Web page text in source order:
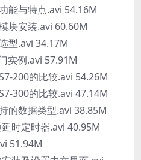
能与特点.avi 54.16M
块安装.avi 60.60M
型.avi 34.17M
实例.avi 57.91M
200的比较.avi 54.26M
300的比较.avi 47.14M
的数据类型.avi 38.85M
时定时器.avi 40.95M
51.94M